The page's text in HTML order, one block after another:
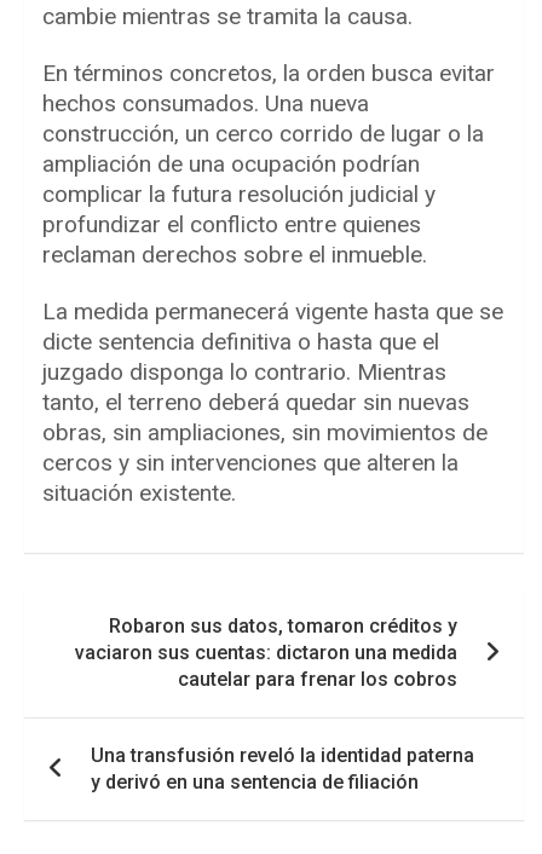
cambie mientras se tramita la causa.
En términos concretos, la orden busca evitar
hechos consumados. Una nueva
construcción, un cerco corrido de lugar o la
ampliación de una ocupación podrían
complicar la futura resolución judicial y
profundizar el conflicto entre quienes
reclaman derechos sobre el inmueble.
La medida permanecerá vigente hasta que se
dicte sentencia definitiva o hasta que el
juzgado disponga lo contrario. Mientras
tanto, el terreno deberá quedar sin nuevas
obras, sin ampliaciones, sin movimientos de
cercos y sin intervenciones que alteren la
situación existente.
entradas
Robaron sus datos, tomaron créditos y
vaciaron sus cuentas: dictaron una medida
cautelar para frenar los cobros
Una transfusión reveló la identidad paterna
y derivó en una sentencia de filiación